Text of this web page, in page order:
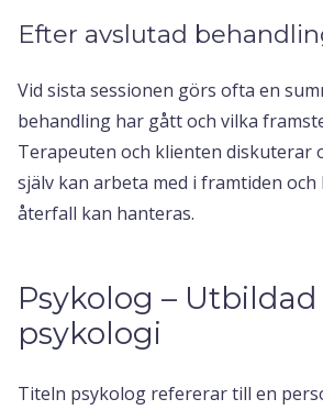
Efter avslutad
Vid sista sessionen görs ofta en
behandling har gått och vilka
Terapeuten och klienten diskuterar
själv kan arbeta med i framtiden
återfall kan hanteras.
Psykolog –
psykologi
Titeln psykolog refererar till en